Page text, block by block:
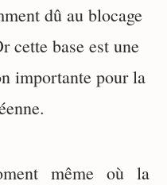
dû au blocage
cette base est une
importante pour la
même où la